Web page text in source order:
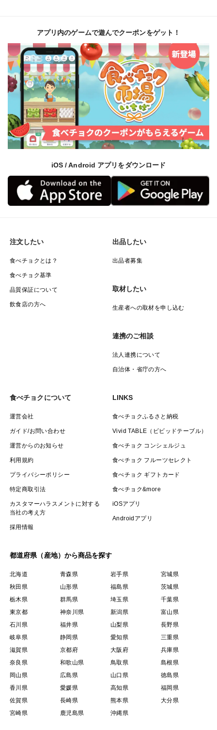
アプリ内のゲームで遊んでクーポンをゲット！
iOS / Android アプリをダウンロード
注文したい
食べチョクとは？
食べチョク基準
品質保証について
飲食店の方へ
出品したい
出品者募集
取材したい
生産者への取材を申し込む
連携のご相談
法人連携について
自治体・省庁の方へ
食べチョクについて
運営会社
ガイド/お問い合わせ
運営からのお知らせ
利用規約
プライバシーポリシー
特定商取引法
カスタマーハラスメントに対する
当社の考え方
採用情報
LINKS
食べチョクふるさと納税
Vivid TABLE（ビビッドテーブル）
食べチョク コンシェルジュ
食べチョク フルーツセレクト
食べチョク ギフトカード
食べチョク&more
iOSアプリ
Androidアプリ
都道府県（産地）から商品を探す
北海道 青森県 岩手県
宮城県
秋田県
山形県 福島県
茨城県
栃木県
群馬県 埼玉県
千葉県
東京都
神奈川県 新潟県
富山県
石川県
福井県 山梨県
長野県
岐阜県
静岡県 愛知県
三重県
滋賀県
京都府 大阪府
兵庫県
奈良県
和歌山県 鳥取県
島根県
岡山県
広島県 山口県
徳島県
香川県
愛媛県 高知県
福岡県
佐賀県
長崎県 熊本県
大分県
宮崎県
鹿児島県 沖縄県